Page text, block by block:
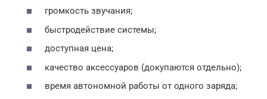
громкость звучания;
быстродействие системы;
доступная цена;
качество аксессуаров (докупаются отдельно);
время автономной работы от одного заряда;